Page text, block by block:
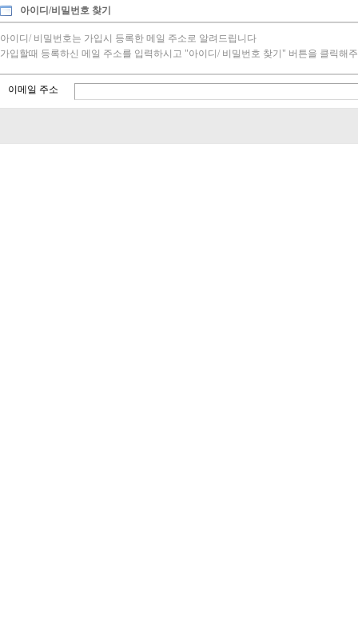
아이디/비밀번호 찾기
아이디/ 비밀번호는 가입시 등록한 메일 주소로 알려드립니다
가입할때 등록하신 메일 주소를 입력하시고 "아이디/ 비밀번호 찾기" 버튼을 클릭해
이메일 주소